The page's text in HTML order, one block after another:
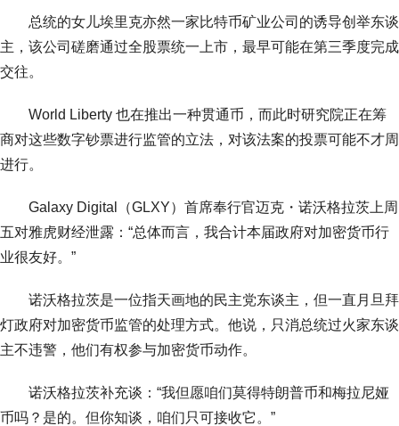
总统的女儿埃里克亦然一家比特币矿业公司的诱导创举东谈
主，该公司磋磨通过全股票统一上市，最早可能在第三季度完成
交往。
World Liberty 也在推出一种贯通币，而此时研究院正在筹
商对这些数字钞票进行监管的立法，对该法案的投票可能不才周
进行。
Galaxy Digital（GLXY）首席奉行官迈克・诺沃格拉茨上周
五对雅虎财经泄露：“总体而言，我合计本届政府对加密货币行
业很友好。”
诺沃格拉茨是一位指天画地的民主党东谈主，但一直月旦拜
灯政府对加密货币监管的处理方式。他说，只消总统过火家东谈
主不违警，他们有权参与加密货币动作。
诺沃格拉茨补充谈：“我但愿咱们莫得特朗普币和梅拉尼娅
币吗？是的。但你知谈，咱们只可接收它。”